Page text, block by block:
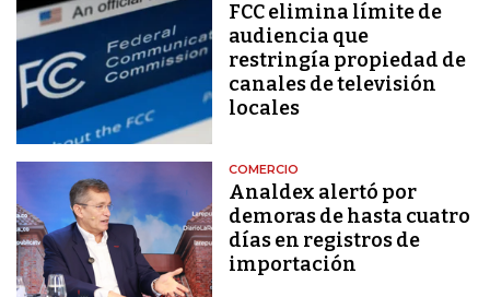
FCC elimina límite de
audiencia que
restringía propiedad de
canales de televisión
locales
COMERCIO
Analdex alertó por
demoras de hasta cuatro
días en registros de
importación